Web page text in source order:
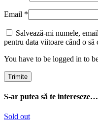
Email *
Salvează-mi numele,
pentru data viitoare când o să
You have to be logged in to
S-ar putea să te intereseze…
Sold out